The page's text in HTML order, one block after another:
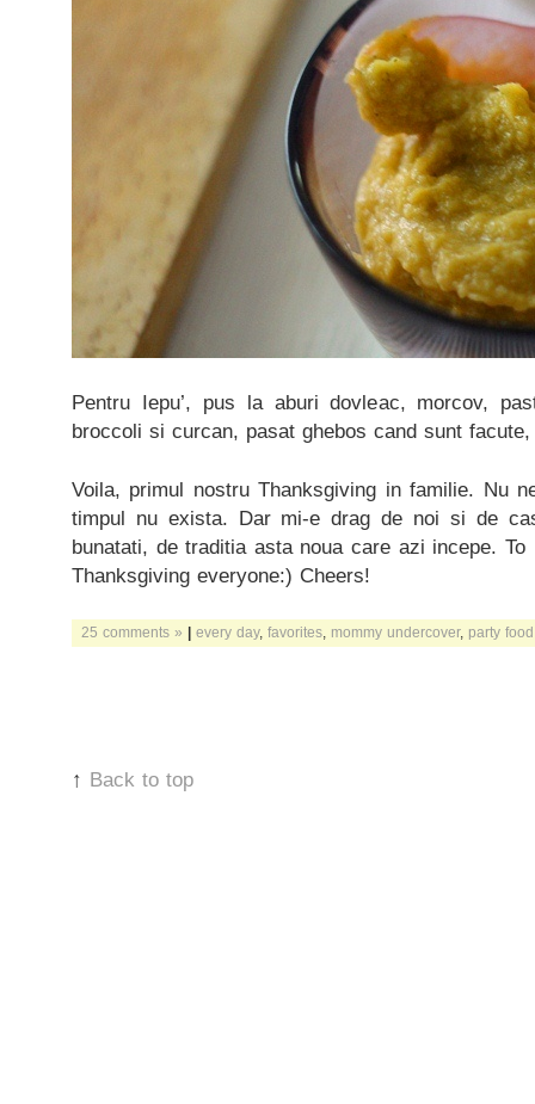
Pentru Iepu’, pus la aburi dovleac, morcov,
broccoli si curcan, pasat ghebos cand sunt
Voila, primul nostru Thanksgiving in familie. Nu
timpul nu exista. Dar mi-e drag de noi si de
bunatati, de traditia asta noua care azi incepe.
Thanksgiving everyone:) Cheers!
25 comments » | every day, favorites mommy undercover, party food
↑ Back to top